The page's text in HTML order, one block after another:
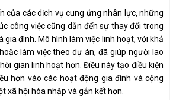
của các dịch vụ cung ứng nhân lực, những
công việc cũng dẫn đến sự thay đổi trong
gia đình. Mô hình làm việc linh hoạt, với khả
làm việc theo dự án, đã giúp người lao
gian linh hoạt hơn. Điều này tạo điều kiện
hơn vào các hoạt động gia đình và cộng
xã hội hòa nhập và gắn kết hơn.